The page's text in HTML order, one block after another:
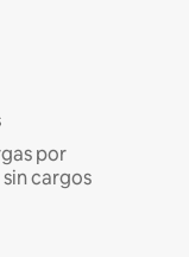
por
cargos